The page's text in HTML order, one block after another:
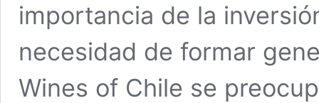
importancia de la
necesidad de formar
Wines of Chile se